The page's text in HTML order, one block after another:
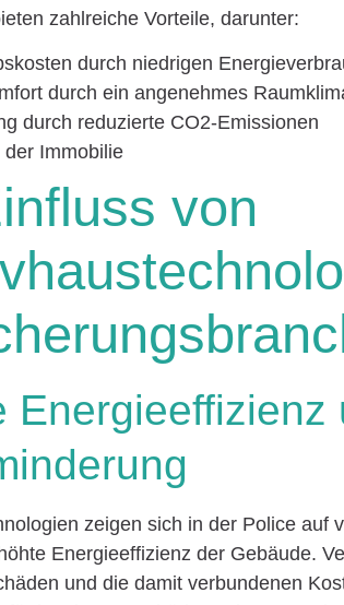
zahlreiche Vorteile, darunter:
durch niedrigen
durch ein angenehmes
durch reduzierte CO2-Emissionen
Immobilie
von
Energieeffizienz
zeigen sich in der Police auf
Energieeffizienz der Gebäude.
und die damit verbundenen